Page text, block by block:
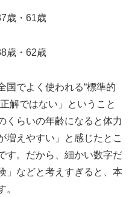
歳・61歳
歳・62歳
国でよく使われる“標準的
解ではない」ということ
くらいの年齢になると体力
増えやすい」と感じたとこ
す。だから、細かい数字だ
」などと考えすぎると、本
。